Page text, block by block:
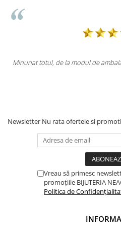
ambalare pana la calitatea produselor.
Newsletter Nu rata ofertele si
Vreau să primesc
promoțiile BIJUTERIA
Politica de